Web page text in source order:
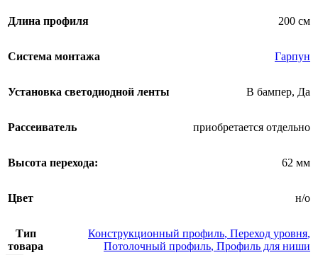
Длина профиля 200 см
Система монтажа Гарпун
Установка светодиодной ленты В бампер, Да
Рассеиватель приобретается отдельно
Высота перехода: 62 мм
Цвет н/о
Тип
товара
Конструкционный профиль, Переход уровня,
Потолочный профиль, Профиль для ниши